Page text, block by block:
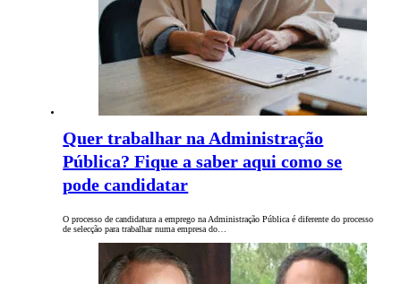
Quer trabalhar na Administração
Pública? Fique a saber aqui como se
pode candidatar
O processo de candidatura a emprego na Administração Pública é diferente do processo
de selecção para trabalhar numa empresa do…